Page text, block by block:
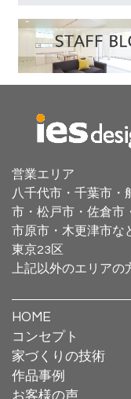
営業エリア
八千代市・千葉市・
市・松戸市・佐倉市
市原市・木更津市な
東京23区
上記以外のエリア
HOME
コンセプト
家づくりの技術
作品事例
お客様の声